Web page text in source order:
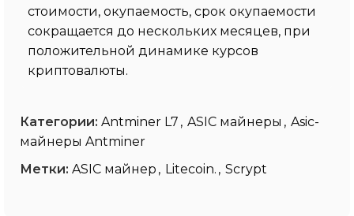
стоимости, окупаемость, срок окупаемости
сокращается до нескольких месяцев, при
положительной динамике курсов
криптовалюты.
Категории: Antminer L7 , ASIC майнеры , Asic-
майнеры Antminer
Метки: ASIC майнер , Litecoin. , Scrypt